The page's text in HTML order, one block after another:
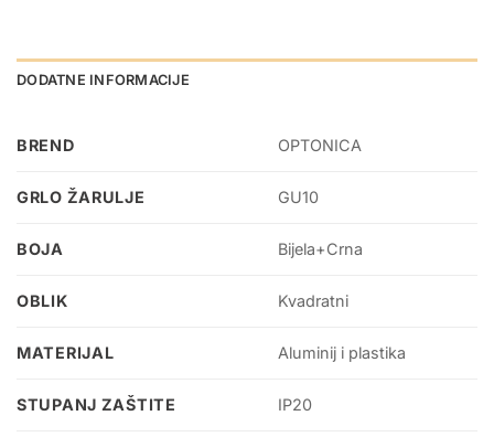
DODATNE INFORMACIJE
BREND OPTONICA
GRLO ŽARULJE GU10
BOJA Bijela+Crna
OBLIK Kvadratni
MATERIJAL Aluminij i plastika
STUPANJ ZAŠTITE IP20